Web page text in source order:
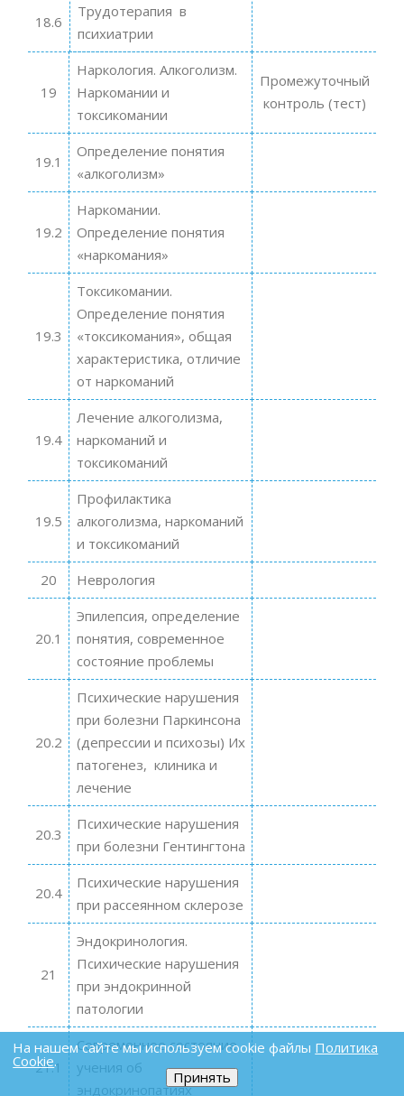
18.6
Трудотерапия в
психиатрии
19
Наркология. Алкоголизм.
Наркомании и
токсикомании
Промежуточный
контроль (тест)
19.1
Определение понятия
«алкоголизм»
19.2
Наркомании.
Определение понятия
«наркомания»
19.3
Токсикомании.
Определение понятия
«токсикомания», общая
характеристика, отличие
от наркоманий
19.4
Лечение алкоголизма,
наркоманий и
токсикоманий
19.5
Профилактика
алкоголизма, наркоманий
и токсикоманий
20
Неврология
20.1
Эпилепсия, определение
понятия, современное
состояние проблемы
20.2
Психические нарушения
при болезни Паркинсона
(депрессии и психозы) Их
патогенез, клиника и
лечение
20.3
Психические нарушения
при болезни Гентингтона
20.4
Психические нарушения
при рассеянном склерозе
21
Эндокринология.
Психические нарушения
при эндокринной
патологии
21.1
Современное состояние
учения об
эндокринопатиях
На нашем сайте мы используем cookie файлы Политика
Cookie.
Принять